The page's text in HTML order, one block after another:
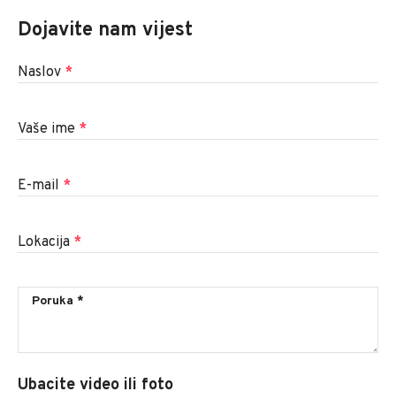
Dojavite nam vijest
Naslov *
Vaše ime *
E-mail *
Lokacija *
Ubacite video ili foto